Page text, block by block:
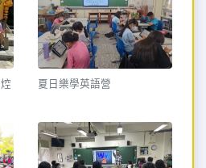
夏日樂學英語營